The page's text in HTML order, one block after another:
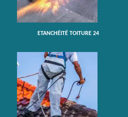
ETANCHÉITÉ TOITURE 24